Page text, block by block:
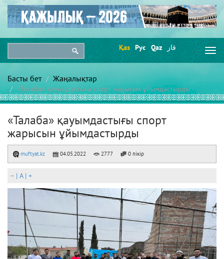
Қаз Рус Qaz قاز
Басты бет Жаңалықтар
«Талаба» қауымдастығы спорт жарысын ұйымдастырды
«Талаба» қауымдастығы спорт
жарысын ұйымдастырды
muftyat.kz 04.05.2022 2777 0 пікір
– | A| +